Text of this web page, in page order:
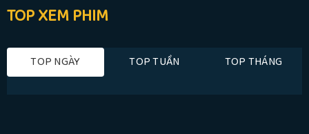
TOP XEM PHIM
TOP NGÀY TOP TUẦN TOP THÁNG